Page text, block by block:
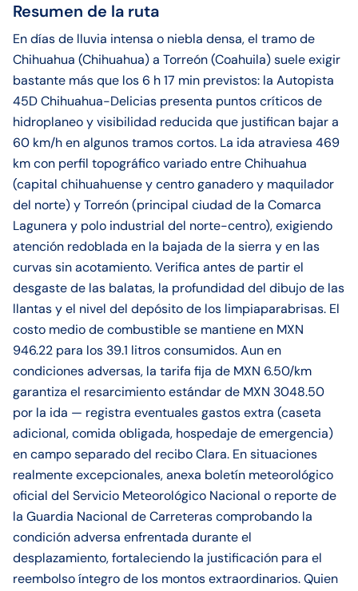
Resumen de la ruta
En días de lluvia intensa o niebla densa, el tramo de
Chihuahua (Chihuahua) a Torreón (Coahuila) suele exigir
bastante más que los 6 h 17 min previstos: la Autopista
45D Chihuahua-Delicias presenta puntos críticos de
hidroplaneo y visibilidad reducida que justifican bajar a
60 km/h en algunos tramos cortos. La ida atraviesa 469
km con perfil topográfico variado entre Chihuahua
(capital chihuahuense y centro ganadero y maquilador
del norte) y Torreón (principal ciudad de la Comarca
Lagunera y polo industrial del norte-centro), exigiendo
atención redoblada en la bajada de la sierra y en las
curvas sin acotamiento. Verifica antes de partir el
desgaste de las balatas, la profundidad del dibujo de las
llantas y el nivel del depósito de los limpiaparabrisas. El
costo medio de combustible se mantiene en MXN
946.22 para los 39.1 litros consumidos. Aun en
condiciones adversas, la tarifa fija de MXN 6.50/km
garantiza el resarcimiento estándar de MXN 3048.50
por la ida — registra eventuales gastos extra (caseta
adicional, comida obligada, hospedaje de emergencia)
en campo separado del recibo Clara. En situaciones
realmente excepcionales, anexa boletín meteorológico
oficial del Servicio Meteorológico Nacional o reporte de
la Guardia Nacional de Carreteras comprobando la
condición adversa enfrentada durante el
desplazamiento, fortaleciendo la justificación para el
reembolso íntegro de los montos extraordinarios. Quien